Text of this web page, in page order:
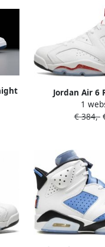
Jordan Air 6
University Red
35 1 2
1
€ 384,-